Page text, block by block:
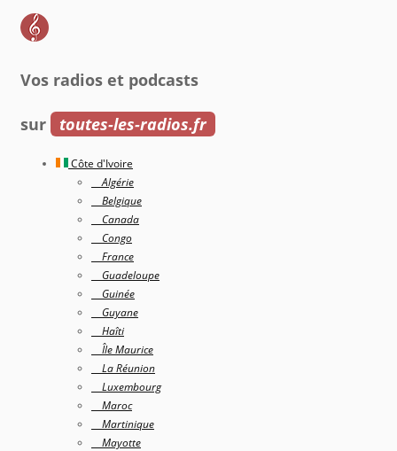
Vos radios et podcasts
sur toutes-les-radios.fr
Côte d'Ivoire
Algérie
Belgique
Canada
Congo
France
Guadeloupe
Guinée
Guyane
Haîti
Île Maurice
La Réunion
Luxembourg
Maroc
Martinique
Mayotte